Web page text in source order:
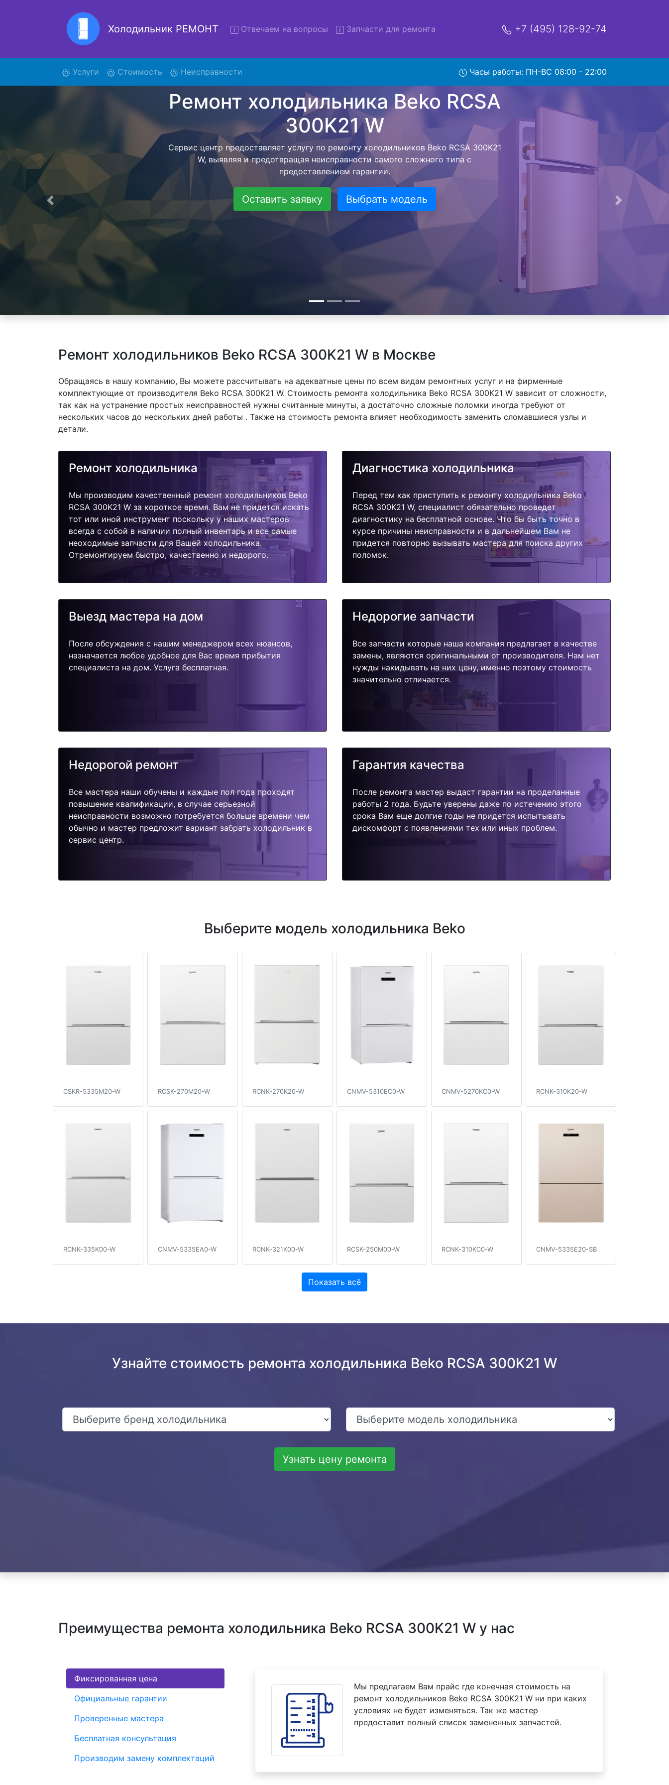
Холодильник РЕМОНТ Отвечаем на вопросы Запчасти для ремонта +7 (495) 128-92-74
Услуги (current)Стоимость Неисправности Часы работы: ПН-ВС 08:00 - 22:00
Ремонт холодильников с вывозом - чтобы клиент не тратил свое время и деньги на
поиски курьерской службы, наш мастер сам заберет холодильник Beko RCSA
300K21 W и отвезет в сервисный центр. Ремонт холодильника Beko RCSA 300K21 W
осуществляется внутри сервисного центра, тем самым Вам не предстоит ожидать
мастера как закончит с ремонтом. Перед тем как холодильная техника сдается,
согласовывается конечная стоимость работ и в дальнейшем фиксируется.
Перечень бесплатных услуг от компании - Доставка холодильников , выезд
специалиста, консультирование и диагностика.
Оставить заявку Выбрать модель
Предыдущая Следующая
Ремонт холодильников Beko RCSA 300K21 W в Москве
Обращаясь в нашу компанию, Вы можете рассчитывать на адекватные цены по всем видам ремонтных услуг и на фирменные
комплектующие от производителя Beko RCSA 300K21 W. Стоимость ремонта холодильника Beko RCSA 300K21 W зависит от сложности,
так как на устранение простых неисправностей нужны считанные минуты, а достаточно сложные поломки иногда требуют от
нескольких часов до нескольких дней работы . Также на стоимость ремонта влияет необходимость заменить сломавшиеся узлы и
детали.
Ремонт холодильника
Мы производим качественный ремонт холодильников Beko
RCSA 300K21 W за короткое время. Вам не придется искать
тот или иной инструмент поскольку у наших мастеров
всегда с собой в наличии полный инвентарь и все самые
неоходимые запчасти для Вашей холодильника.
Отремонтируем быстро, качественно и недорого.
Диагностика холодильника
Перед тем как приступить к ремонту холодильника Beko
RCSA 300K21 W, специалист обязательно проведет
диагностику на бесплатной основе. Что бы быть точно в
курсе причины неисправности и в дальнейшем Вам не
придется повторно вызывать мастера для поиска других
поломок.
Выезд мастера на дом
После обсуждения с нашим менеджером всех нюансов,
назначается любое удобное для Вас время прибытия
специалиста на дом. Услуга бесплатная.
Недорогие запчасти
Все запчасти которые наша компания предлагает в качестве
замены, являются оригинальными от производителя. Нам нет
нужды накидывать на них цену, именно поэтому стоимость
значительно отличается.
Недорогой ремонт
Все мастера наши обучены и каждые пол года проходят
повышение квалификации, в случае серьезной
неисправности возможно потребуется больше времени чем
обычно и мастер предложит вариант забрать холодильник в
сервис центр.
Гарантия качества
После ремонта мастер выдаст гарантии на проделанные
работы 2 года. Будьте уверены даже по истечению этого
срока Вам еще долгие годы не придется испытывать
дискомфорт с появлениями тех или иных проблем.
Выберите модель холодильника Beko
CSKR-5335M20-W RCSK-270M20-W RCNK-270K20-W CNMV-5310EC0-W CNMV-5270KC0-W RCNK-310K20-W
RCNK-335K00-W CNMV-5335EA0-W RCNK-321K00-W RCSK-250M00-W RCNK-310KC0-W CNMV-5335E20-SB
Показать всё
Узнайте стоимость ремонта холодильника Beko RCSA 300K21 W
Узнать цену ремонта
Преимущества ремонта холодильника Beko RCSA 300K21 W у нас
Фиксированная цена
Официальные гарантии
Проверенные мастера
Бесплатная консультация
Производим замену комплектаций
Мы предлагаем Вам прайс где конечная стоимость на
ремонт холодильников Beko RCSA 300K21 W ни при каких
условиях не будет изменяться. Так же мастер
предоставит полный список замененных запчастей.